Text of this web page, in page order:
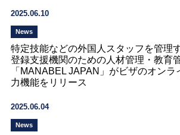
2025.06.10
News
特定技能などの外国人スタッフを管理
登録支援機関のための人材管理・教育
「MANABEL JAPAN」がビザのオン
力機能をリリース
2025.06.04
News